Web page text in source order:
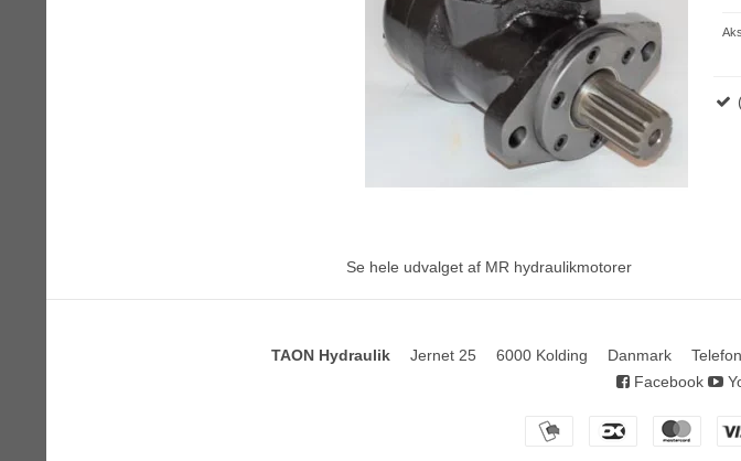
Se hele udvalget af MR hydraulikmotorer
TAON Hydraulik Jernet 25 6000 Kolding Danmark
Facebook